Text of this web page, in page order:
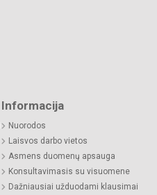
Informacija
Nuorodos
Laisvos darbo vietos
Asmens duomenų apsauga
Konsultavimasis su visuomene
Dažniausiai užduodami klausimai